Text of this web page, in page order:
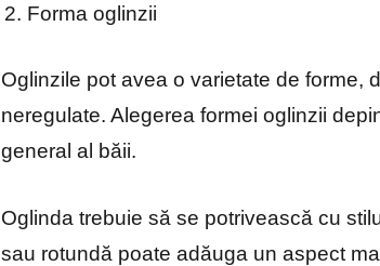
Forma oglinzii
Oglinzile pot avea o varietate de forme,
neregulate. Alegerea formei oglinzii
general al băii.
Oglinda trebuie să se potrivească cu
sau rotundă poate adăuga un aspect